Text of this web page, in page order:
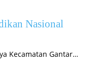
Nasional
Kecamatan Gantar…